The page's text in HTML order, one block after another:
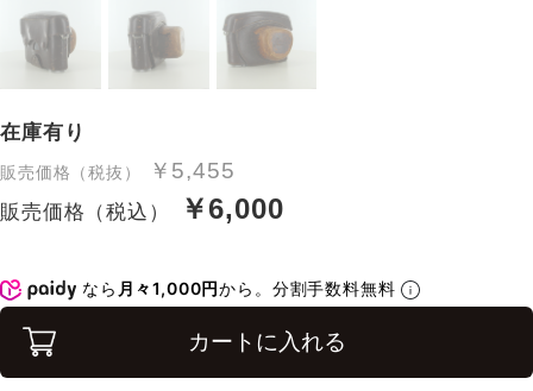
在庫有り
販売価格（税抜） ￥5,455
販売価格（税込） ￥6,000
なら 月々1,000円から。分割手数料無料
カートに入れる